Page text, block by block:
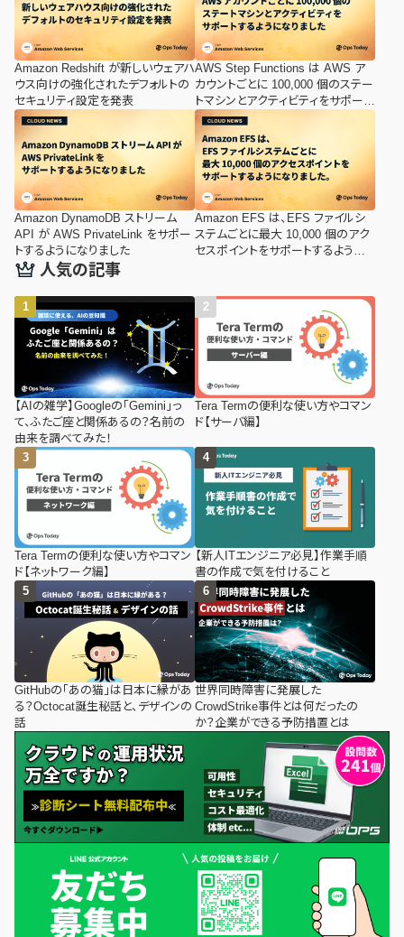
Amazon Redshift が新しいウェアハ
ウス向けの強化されたデフォルトの
セキュリティ設定を発表
AWS Step Functions は AWS ア
カウントごとに 100,000 個のステー
トマシンとアクティビティをサポート
するようになりました
Amazon DynamoDB ストリーム
API が AWS PrivateLink をサポー
トするようになりました
Amazon EFS は、EFS ファイルシ
ステムごとに最大 10,000 個のアク
セスポイントをサポートするように
人気の記事
【AIの雑学】Googleの「Gemini」っ
て、ふたご座と関係あるの？名前の
由来を調べてみた！
Tera Termの便利な使い方やコマン
ド【サーバ編】
Tera Termの便利な使い方やコマン
ド【ネットワーク編】
【新人ITエンジニア必見】作業手順
書の作成で気を付けること
GitHubの「あの猫」は日本に縁があ
る？Octocat誕生秘話と、デザインの
話
世界同時障害に発展した
CrowdStrike事件とは何だったの
か？企業ができる予防措置とは